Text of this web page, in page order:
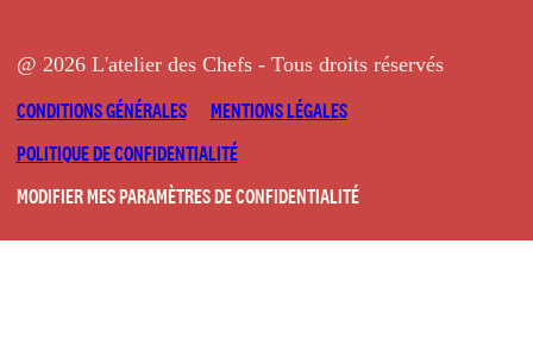
@ 2026 L'atelier des Chefs - Tous droits réservés
CONDITIONS GÉNÉRALES
MENTIONS LÉGALES
POLITIQUE DE CONFIDENTIALITÉ
MODIFIER MES PARAMÈTRES DE CONFIDENTIALITÉ